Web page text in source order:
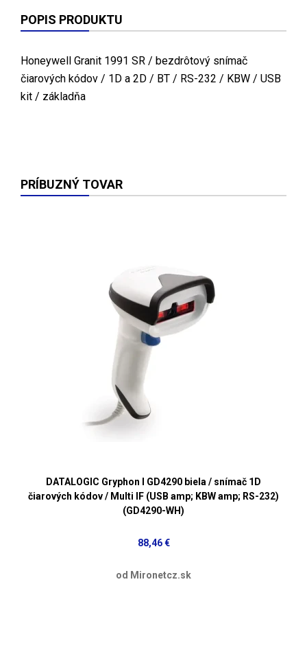
POPIS PRODUKTU
Honeywell Granit 1991 SR / bezdrôtový snímač
čiarových kódov / 1D a 2D / BT / RS-232 / KBW / USB
kit / základňa
PRÍBUZNÝ TOVAR
DATALOGIC Gryphon I GD4290 biela / snímač 1D
čiarových kódov / Multi IF (USB amp; KBW amp; RS-232)
(GD4290-WH)
88,46 €
od Mironetcz.sk